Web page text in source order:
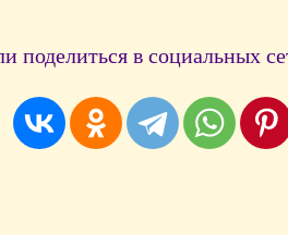
поделиться в социальных